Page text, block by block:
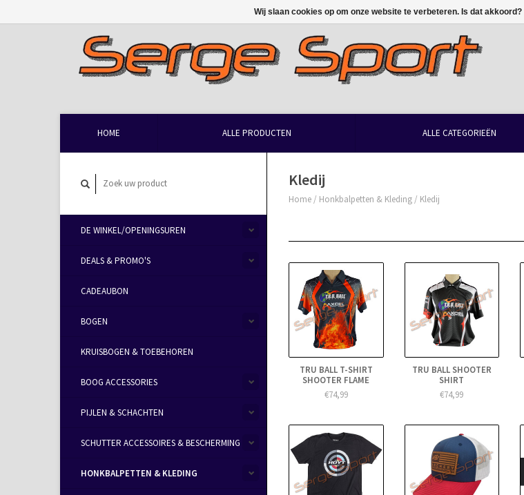
HOME ALLE PRODUCTEN ALLE CATEGORIEËN
DE WINKEL/OPENINGSUREN
DEALS & PROMO'S
CADEAUBON
BOGEN
KRUISBOGEN & TOEBEHOREN
BOOG ACCESSORIES
PIJLEN & SCHACHTEN
SCHUTTER ACCESSOIRES & BESCHERMING
HONKBALPETTEN & KLEDING
Kledij
Home / Honkbalpetten & Kleding / Kledij
TRU BALL T-SHIRT
SHOOTER FLAME
€74,99
TRU BALL SHOOTER
SHIRT
€74,99
Wij slaan cookies op om onze website te verbeteren. Is dat akkoord?